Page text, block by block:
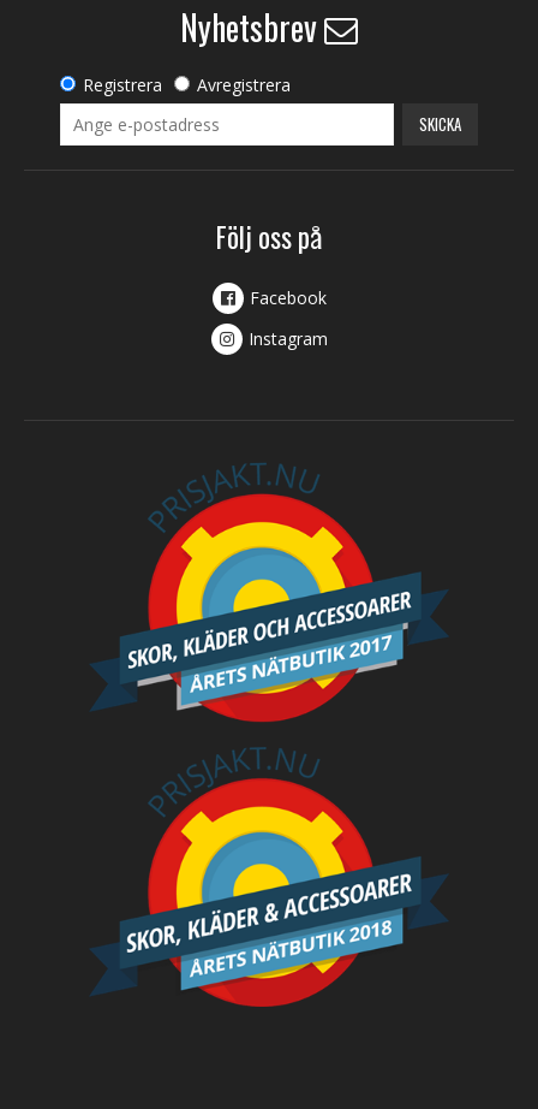
Nyhetsbrev
Registrera Avregistrera
SKICKA
Följ oss på
Facebook
Instagram